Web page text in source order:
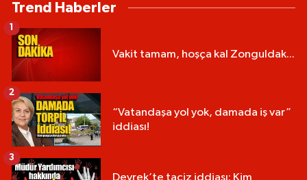
Trend Haberler
Vakit tamam, hoşça kal Zonguldak...
1
“Vatandaşa yol yok, damada iş var”
iddiası!
2
Devrek’te taciz iddiası: Kim
3